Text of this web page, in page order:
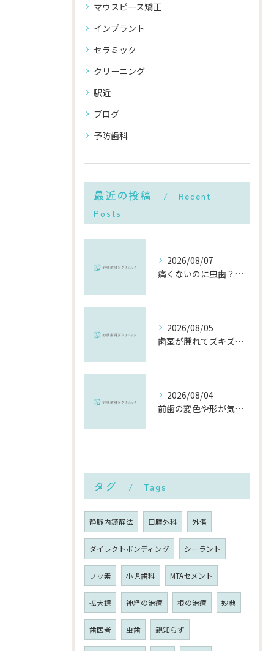
マウスピース矯正
インプラント
セラミック
クリーニング
駅近
ブログ
予防歯科
最近の投稿
Recent
Posts
2026/08/07
痛くないのに虫歯？「痛みのない虫歯」が進行する理由と発見方法
2026/08/05
歯茎が腫れてズキズキ痛む時の応急処置と、早めに受診すべき理由
2026/08/04
前歯の変色や形が気になる…削らずにきれいに整える「ダイレクトボンディング」とは？
タグ Tags
静脈内鎮静法 口腔外科 外傷
ダイレクトボンディング シーラント
フッ素 小児歯科 MTAセメント
拡大鏡 神経の治療 根の治療 妙典
歯医者 虫歯 親知らず